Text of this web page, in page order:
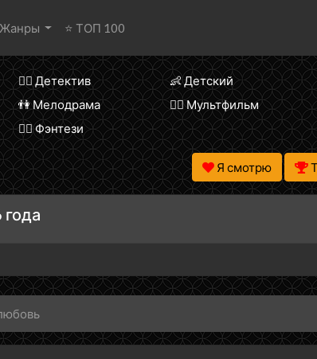
Жанры ⭐ ТОП 100
🕵️‍♂️ Детектив
👶 Детский
👫 Мелодрама
🧚‍♀️ Мультфильм
🧝‍♂️ Фэнтези
Я смотрю